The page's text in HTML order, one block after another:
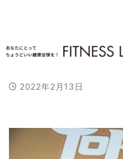
2022年2月13日